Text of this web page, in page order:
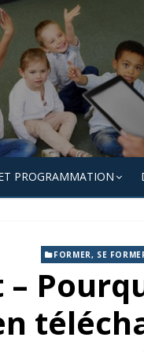
PROGRAMMATION
FORMER, SE